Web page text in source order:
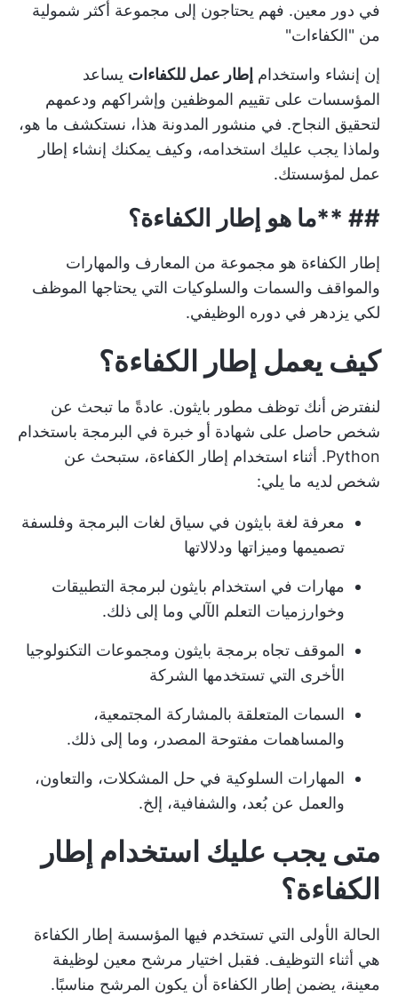
في دور معين. فهم يحتاجون إلى مجموعة أكثر شمولية
من "الكفاءات"
إن إنشاء واستخدام إطار عمل للكفاءات يساعد
المؤسسات على تقييم الموظفين وإشراكهم ودعمهم
لتحقيق النجاح. في منشور المدونة هذا، نستكشف ما هو،
ولماذا يجب عليك استخدامه، وكيف يمكنك إنشاء إطار
عمل لمؤسستك.
## **ما هو إطار الكفاءة؟
إطار الكفاءة هو مجموعة من المعارف والمهارات
والمواقف والسمات والسلوكيات التي يحتاجها الموظف
لكي يزدهر في دوره الوظيفي.
كيف يعمل إطار الكفاءة؟
لنفترض أنك توظف مطور بايثون. عادةً ما تبحث عن
شخص حاصل على شهادة أو خبرة في البرمجة باستخدام
Python. أثناء استخدام إطار الكفاءة، ستبحث عن
شخص لديه ما يلي:
معرفة لغة بايثون في سياق لغات البرمجة وفلسفة
تصميمها وميزاتها ودلالاتها
مهارات في استخدام بايثون لبرمجة التطبيقات
وخوارزميات التعلم الآلي وما إلى ذلك.
الموقف تجاه برمجة بايثون ومجموعات التكنولوجيا
الأخرى التي تستخدمها الشركة
السمات المتعلقة بالمشاركة المجتمعية،
والمساهمات مفتوحة المصدر، وما إلى ذلك.
المهارات السلوكية في حل المشكلات، والتعاون،
والعمل عن بُعد، والشفافية، إلخ.
متى يجب عليك استخدام إطار
الكفاءة؟
الحالة الأولى التي تستخدم فيها المؤسسة إطار الكفاءة
هي أثناء التوظيف. فقبل اختيار مرشح معين لوظيفة
معينة، يضمن إطار الكفاءة أن يكون المرشح مناسبًا.